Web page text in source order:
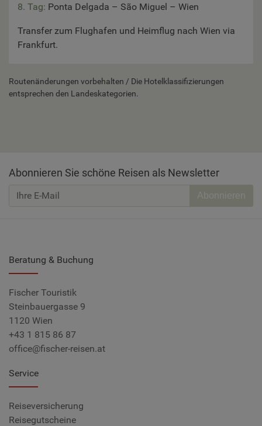
8. Tag: Ponta Delgada – São Miguel – Wien
Transfer zum Flughafen und Heimflug nach Wien via
Frankfurt.
Routenänderungen vorbehalten / Die Hotelklassifizierungen
entsprechen den Landeskategorien.
Abonnieren Sie schöne Reisen als Newsletter
Abonnieren
Beratung & Buchung
Fischer Touristik
Steinbauergasse 9
1120 Wien
+43 1 815 86 87
office@fischer-reisen.at
Service
Reiseversicherung
Reisegutscheine